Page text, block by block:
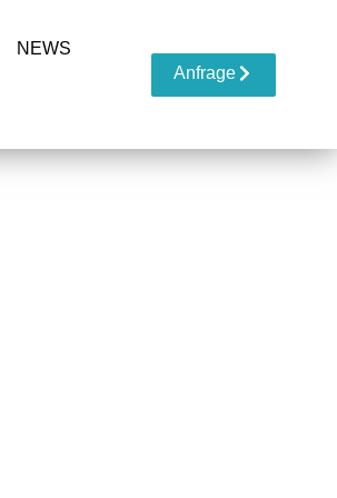
NEWS
Anfrage